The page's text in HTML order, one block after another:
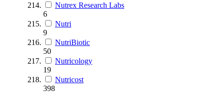
Nutrex Research Labs
6
Nutri
9
NutriBiotic
50
Nutricology
19
Nutricost
398